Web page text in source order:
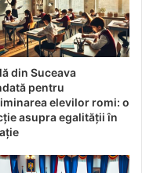
versatilitatea
de acces cu cartelă
și securitate.
transformându-
din Suceava
pentru
elevilor romi: o
asupra egalității în